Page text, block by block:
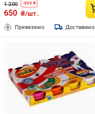
1 200 -550₴
650 ₴/шт.
Привеземо Доставимо